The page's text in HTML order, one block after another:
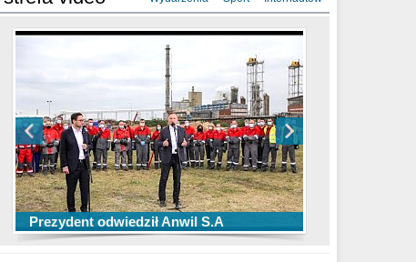
Prezydent odwiedził Anwil S.A
TOP 10 przechwytów Anwilu Włocławek
w EBL w sezonie 2019/2020
TOP 5 rzutów Anwilu Włocławek w BCL
w sezonie 2019/2020
Ni To Ponk - W oczach mamy strach
sixf33t .Last Year DRONE FOOTAGE
Włocławek
XXIII Sesja Rady Miasta Włocławek VIII
kadencji w dniu 09.06.2020 r.